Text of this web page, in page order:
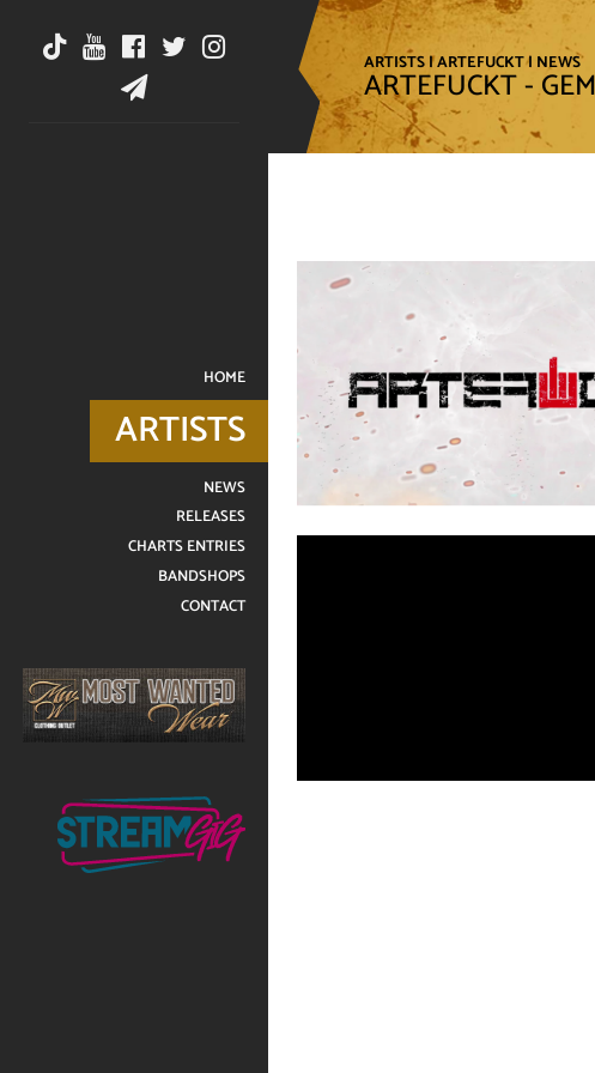
HOME
ARTISTS
NEWS
RELEASES
CHARTS ENTRIES
BANDSHOPS
CONTACT
ARTISTS|ARTEFUCKT| NEWS
ARTEFUCKT -